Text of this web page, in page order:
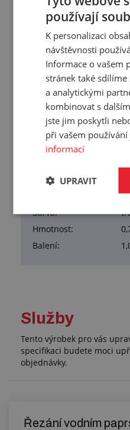
Přehled vlastností
Tloušťka:
1
Šířka:
Délka:
Tvrdost:
Hustota:
Pevnost v tahu:
Materiál:
Barva:
Hmotnost:
Balení:
Služby
Tento výrobek pro vás
specifikaci budete moci
objednávky.
Řezání vodním
používají
K personalizaci
návštěvnosti
Informace o vašem
stránek také
a analytickými
kombinovat s
jste jim poskytli
při vašem
informací
UPRAVIT